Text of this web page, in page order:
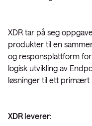
XDR tar på seg
produkter til en
og responsplattform
logisk utvikling av
løsninger til ett primært
XDR leverer: